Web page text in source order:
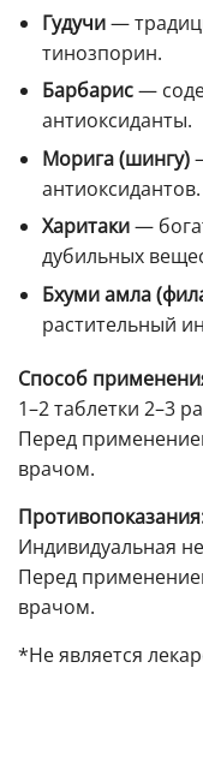
Гудучи—
тинозпорин.
Барбарис—
антиоксиданты.
Морига (шингу)
антиоксидантов.
Харитаки—
дубильных
Бхуми амла
растительный
Способ
1–2 таблетки 2–3
Перед
врачом.
Индивидуальная
Перед
врачом.
*Не является